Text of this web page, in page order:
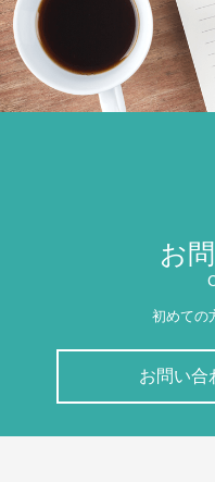
お
初めての
お問い合